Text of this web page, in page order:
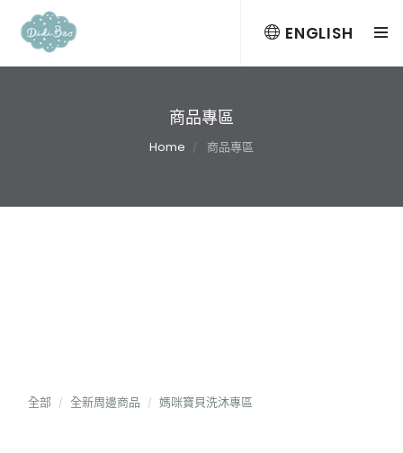
ENGLISH
商品專區
Home 商品專區
全部 全新周邊商品 媽咪寶貝洗沐專區